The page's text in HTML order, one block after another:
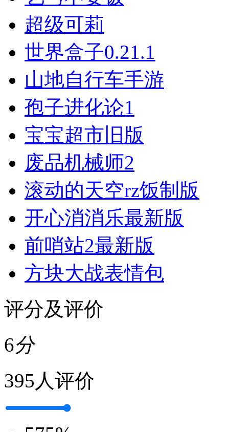
超级可莉
世界盒子0.21.1
山地自行车手游
孢子进化论1
宝宝超市旧版
废品机械师2
滚动的天空rz饭制版
开心消消乐最新版
前哨站2最新版
方块大战表情包
评分及评价
6分
395人评价